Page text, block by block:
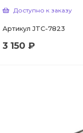
Доступно к заказу
Артикул JTC-7823
3 150 ₽